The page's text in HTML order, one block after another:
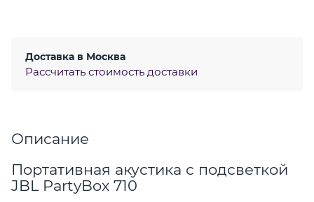
Доставка в Москва
Рассчитать стоимость доставки
Описание
Портативная акустика с подсветкой
JBL PartyBox 710